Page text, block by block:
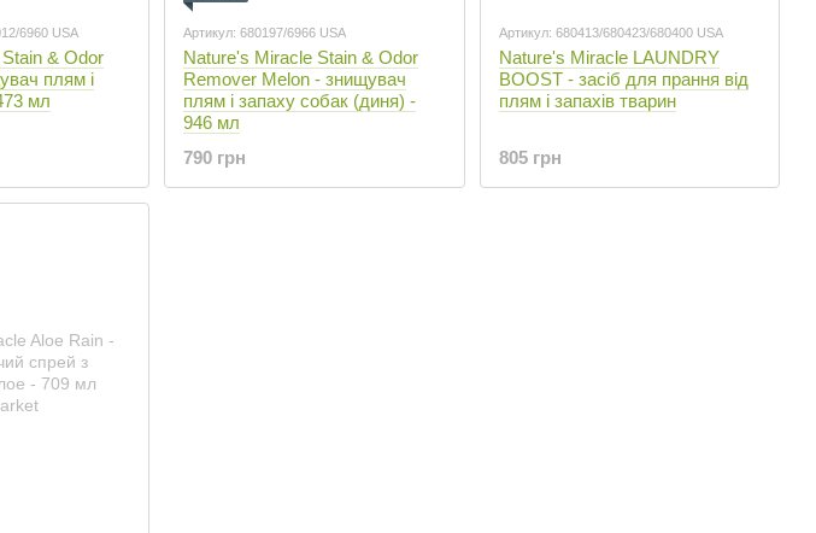
6960 USA
& Odor
плям і
мл
Артикул: 680197/6966 USA
Nature's Miracle Stain & Odor
Remover Melon - знищувач
плям і запаху собак (диня) -
946 мл
790 грн
Артикул: 680413/680423/680400 USA
Nature's Miracle LAUNDRY
BOOST - засіб для прання від
плям і запахів тварин
805 грн